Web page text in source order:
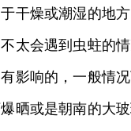
干燥或潮湿的地
太会遇到虫蛀的
影响的，一般情
晒或是朝南的大